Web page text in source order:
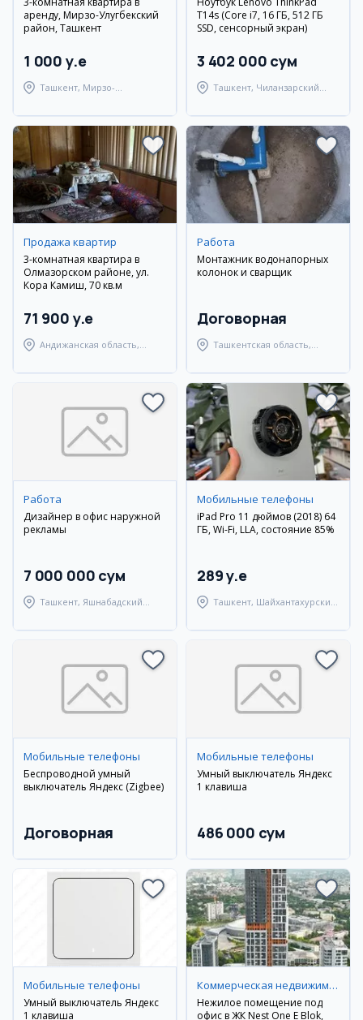
аренду, Мирзо-Улугбекский
район, Ташкент
1 000 y.e
Ташкент, Мирзо-
T14s (Core i7, 16 ГБ, 512 ГБ
SSD, сенсорный экран)
3 402 000 сум
Ташкент, Чиланзарский
Продажа квартир
3-комнатная квартира в
Олмазорском районе, ул.
Кора Камиш, 70 кв.м
71 900 y.e
Андижанская область,
Работа
Монтажник водонапорных
колонок и сварщик
Договорная
Ташкентская область,
Работа
Дизайнер в офис наружной
рекламы
7 000 000 сум
Ташкент, Яшнабадский
Мобильные телефоны
iPad Pro 11 дюймов (2018) 64
ГБ, Wi-Fi, LLA, состояние 85%
289 y.e
Ташкент, Шайхантахурский
Мобильные телефоны
Беспроводной умный
выключатель Яндекс (Zigbee)
Договорная
Мобильные телефоны
Умный выключатель Яндекс
1 клавиша
486 000 сум
Мобильные телефоны
Умный выключатель Яндекс
1 клавиша
Коммерческая недвижимость
Нежилое помещение под
офис в ЖК Nest One E Blok,